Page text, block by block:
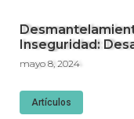
Inseguridad:
Perú.
mayo 8, 2024
Artículos